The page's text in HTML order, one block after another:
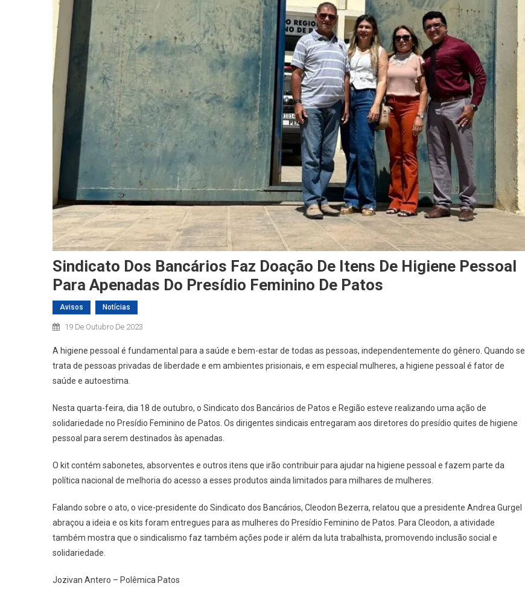
Sindicato Dos Bancários Faz Doação De Itens De Higiene Pessoal
Para Apenadas Do Presídio Feminino De Patos
Avisos Notícias
19 De Outubro De 2023
A higiene pessoal é fundamental para a saúde e bem-estar de todas as pessoas, independentemente do gênero. Quando se
trata de pessoas privadas de liberdade e em ambientes prisionais, e em especial mulheres, a higiene pessoal é fator de
saúde e autoestima.
Nesta quarta-feira, dia 18 de outubro, o Sindicato dos Bancários de Patos e Região esteve realizando uma ação de
solidariedade no Presídio Feminino de Patos. Os dirigentes sindicais entregaram aos diretores do presídio quites de higiene
pessoal para serem destinados às apenadas.
O kit contém sabonetes, absorventes e outros itens que irão contribuir para ajudar na higiene pessoal e fazem parte da
política nacional de melhoria do acesso a esses produtos ainda limitados para milhares de mulheres.
Falando sobre o ato, o vice-presidente do Sindicato dos Bancários, Cleodon Bezerra, relatou que a presidente Andrea Gurgel
abraçou a ideia e os kits foram entregues para as mulheres do Presídio Feminino de Patos. Para Cleodon, a atividade
também mostra que o sindicalismo faz também ações pode ir além da luta trabalhista, promovendo inclusão social e
solidariedade.
Jozivan Antero – Polêmica Patos